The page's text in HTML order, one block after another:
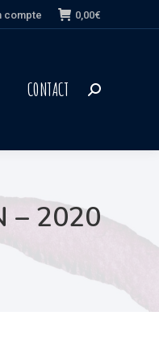
compte 0,00€
CONTACT
Recherche
– 2020